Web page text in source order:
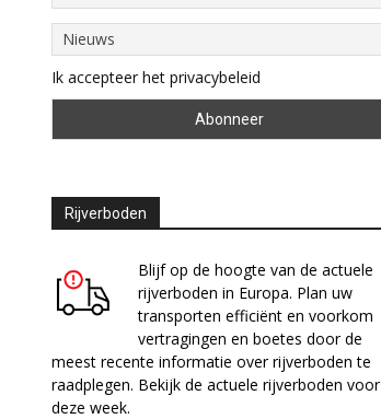
Ik accepteer het privacybeleid
Rijverboden
Blijf op de hoogte van de actuele
rijverboden in Europa. Plan uw
transporten efficiënt en voorkom
vertragingen en boetes door de
meest recente informatie over rijverboden te
raadplegen. Bekijk de actuele rijverboden voor
deze week.